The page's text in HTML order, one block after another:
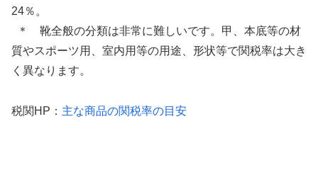
24％。
＊ 靴全般の分類は非常に難しいです。甲、本底等の材
質やスポーツ用、室内用等の用途、形状等で関税率は大き
く異なります。
税関HP： 主な商品の関税率の目安